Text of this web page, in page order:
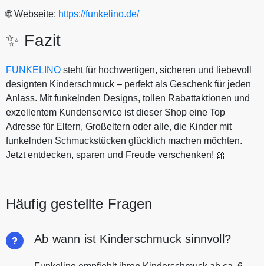
🌐 Webseite: https://funkelino.de/
✨ Fazit
FUN­KELINO steht für hochwertigen, sicheren und liebevoll
designten Kinderschmuck – perfekt als Geschenk für jeden
Anlass. Mit funkelnden Designs, tollen Rabattaktionen und
exzellentem Kundenservice ist dieser Shop eine Top
Adresse für Eltern, Großeltern oder alle, die Kinder mit
funkelnden Schmuckstücken glücklich machen möchten.
Jetzt entdecken, sparen und Freude verschenken! 🎀
Häufig gestellte Fragen
Ab wann ist Kinderschmuck sinnvoll?